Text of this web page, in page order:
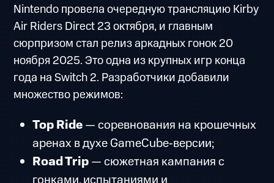
Nintendo провела очередную трансляцию Kirby
Air Riders Direct 23 октября, и главным
сюрпризом стал релиз аркадных гонок 20
ноября 2025. Это одна из крупных игр конца
года на Switch 2. Разработчики добавили
множество режимов:
Top Ride— соревнования на крошечных
аренах в духе GameCube‑версии;
Road Trip— сюжетная кампания с